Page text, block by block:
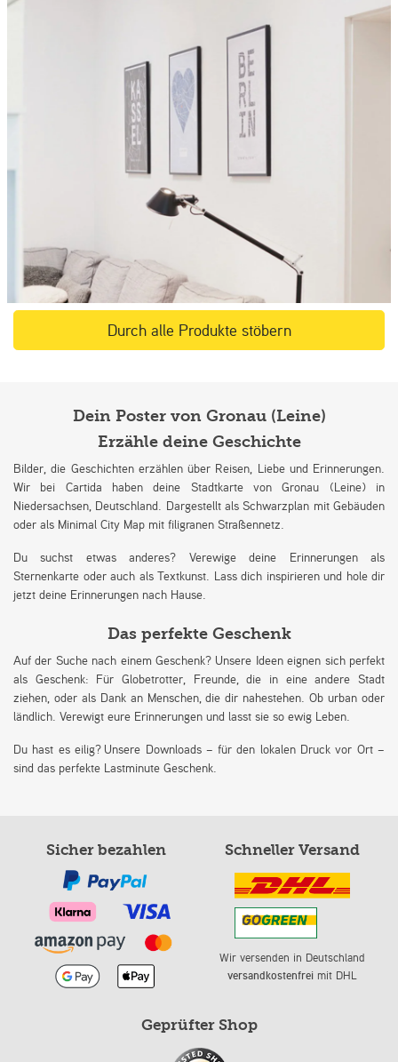
Durch alle Produkte stöbern
Dein Poster von Gronau (Leine)
Erzähle deine Geschichte
Bilder, die Geschichten erzählen über Reisen, Liebe und Erinnerungen.
Wir bei Cartida haben deine Stadtkarte von Gronau (Leine) in
Niedersachsen, Deutschland. Dargestellt als Schwarzplan mit Gebäuden
oder als Minimal City Map mit filigranen Straßennetz.
Du suchst etwas anderes? Verewige deine Erinnerungen als
Sternenkarte oder auch als Textkunst. Lass dich inspirieren und hole dir
jetzt deine Erinnerungen nach Hause.
Das perfekte Geschenk
Auf der Suche nach einem Geschenk? Unsere Ideen eignen sich perfekt
als Geschenk: Für Globetrotter, Freunde, die in eine andere Stadt
ziehen, oder als Dank an Menschen, die dir nahestehen. Ob urban oder
ländlich. Verewigt eure Erinnerungen und lasst sie so ewig Leben.
Du hast es eilig? Unsere Downloads – für den lokalen Druck vor Ort –
sind das perfekte Lastminute Geschenk.
Sicher bezahlen Schneller Versand
Wir versenden in Deutschland
versandkostenfreimit DHL
Geprüfter Shop